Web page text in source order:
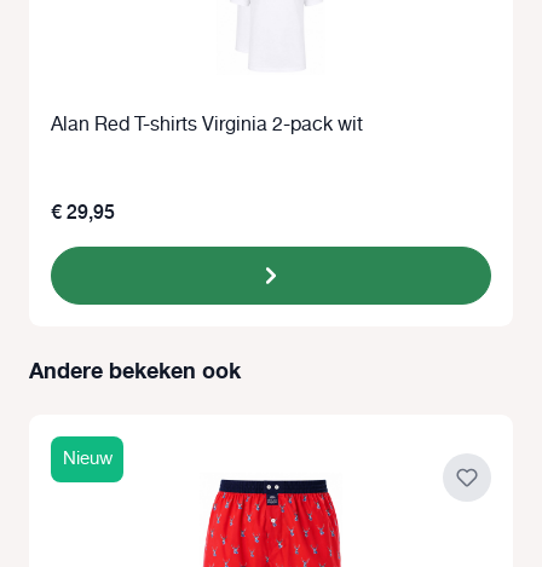
Alan Red T-shirts Virginia 2-pack wit
€ 29,95
Productgalerij overslaan
Andere bekeken ook
Nieuw